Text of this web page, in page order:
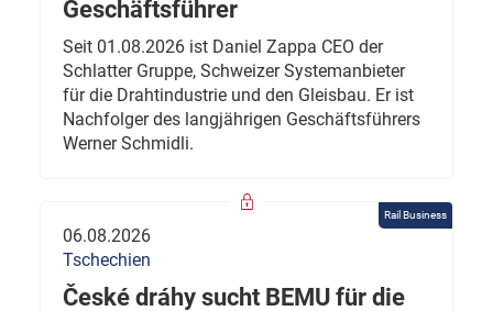
Geschäftsführer
Seit 01.08.2026 ist Daniel Zappa CEO der
Schlatter Gruppe, Schweizer Systemanbieter
für die Drahtindustrie und den Gleisbau. Er ist
Nachfolger des langjährigen Geschäftsführers
Werner Schmidli.
Rail Business
06.08.2026
Tschechien
České dráhy sucht BEMU für die